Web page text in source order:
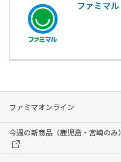
ファミマル
ファミマオンライン
今週の新商品（鹿児島・宮崎のみ）